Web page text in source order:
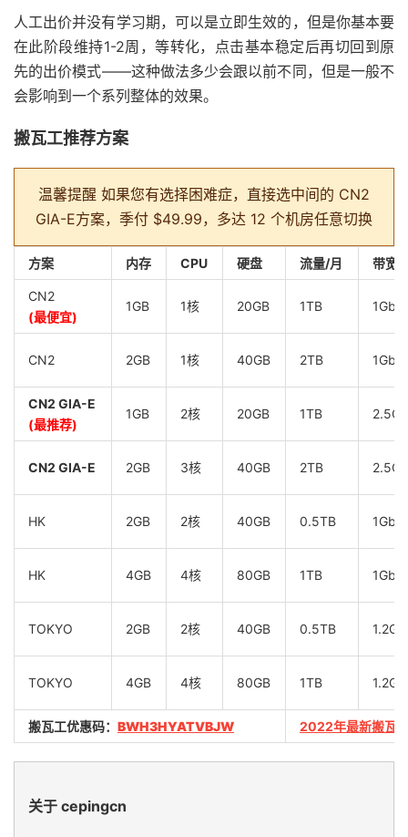
人工出价并没有学习期，可以是立即生效的，但是你基本要
在此阶段维持1-2周，等转化，点击基本稳定后再切回到原
先的出价模式——这种做法多少会跟以前不同，但是一般不
会影响到一个系列整体的效果。
搬瓦工推荐方案
温馨提醒 如果您有选择困难症，直接选中间的 CN2
GIA-E方案，季付 $49.99，多达 12 个机房任意切换
方案 内存 CPU 硬盘 流量/月 带宽
CN2
(最便宜)
1GB 1核 20GB 1TB
CN2 2GB 1核 40GB 2TB
CN2 GIA-E
(最推荐)
1GB 2核 20GB 1TB
CN2 GIA-E 2GB 3核 40GB 2TB
HK 2GB 2核 40GB 0.5TB
HK 4GB 4核 80GB 1TB
TOKYO 2GB 2核 40GB 0.5TB
TOKYO 4GB 4核 80GB 1TB
搬瓦工优惠码： BWH3HYATVBJW 2022年最新搬瓦
关于 cepingcn